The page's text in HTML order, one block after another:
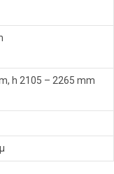
h 2105 – 2265 mm